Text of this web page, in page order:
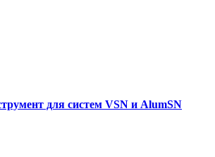
для систем VSN и AlumSN